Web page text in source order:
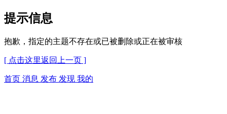
提示信息
抱歉，指定的主题不存在或已被删除或正在被审核
[ 点击这里返回上一页 ]
首页 消息 发布 发现 我的